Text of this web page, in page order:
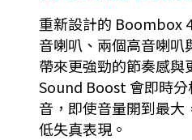
重新設計的 Boombox
音喇叭、兩個高音喇叭
帶來更強勁的節奏感與
Sound Boost 會即時
音，即使音量開到最大
低失真表現。